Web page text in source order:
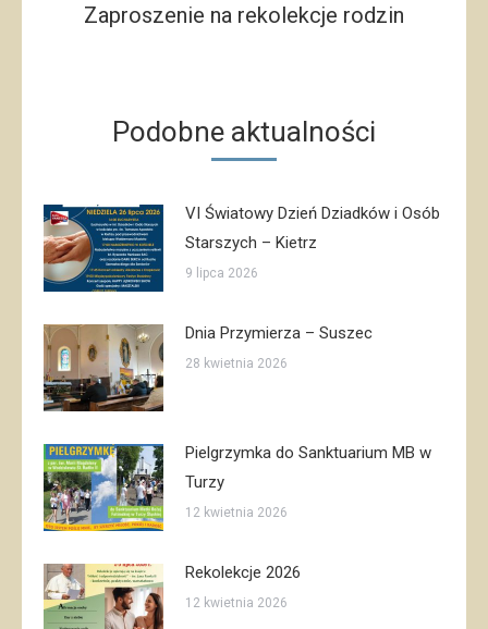
Następny
Zaproszenie na rekolekcje rodzin
Podobne aktualności
VI Światowy Dzień Dziadków i Osób
Starszych – Kietrz
9 lipca 2026
Dnia Przymierza – Suszec
28 kwietnia 2026
Pielgrzymka do Sanktuarium MB w
Turzy
12 kwietnia 2026
Rekolekcje 2026
12 kwietnia 2026